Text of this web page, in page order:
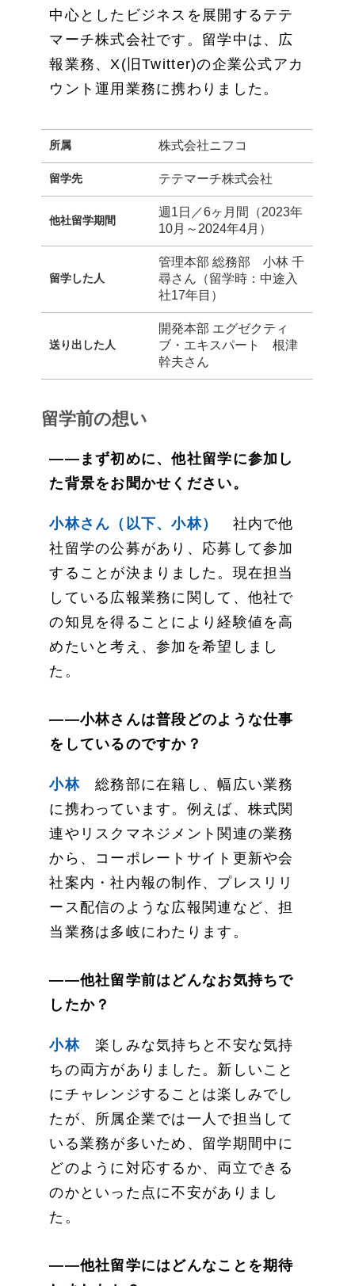
中心としたビジネスを展開するテテ
マーチ株式会社です。留学中は、広
報業務、X(旧Twitter)の企業公式アカ
ウント運用業務に携わりました。
所属 株式会社ニフコ
留学先 テテマーチ株式会社
他社留学期間
週1日／6ヶ月間（2023年
10月～2024年4月）
留学した人
管理本部 総務部 小林 千
尋さん（留学時：中途入
社17年目）
送り出した人
開発本部 エグゼクティ
ブ・エキスパート 根津
幹夫さん
留学前の想い
——まず初めに、他社留学に参加し
た背景をお聞かせください。
小林さん（以下、小林）
社内で他
社留学の公募があり、応募して参加
することが決まりました。現在担当
している広報業務に関して、他社で
の知見を得ることにより経験値を高
めたいと考え、参加を希望しまし
た。
——小林さんは普段どのような仕事
をしているのですか？
小林総務部に在籍し、幅広い業務
に携わっています。例えば、株式関
連やリスクマネジメント関連の業務
から、コーポレートサイト更新や会
社案内・社内報の制作、プレスリリ
ース配信のような広報関連など、担
当業務は多岐にわたります。
——他社留学前はどんなお気持ちで
したか？
小林楽しみな気持ちと不安な気持
ちの両方がありました。新しいこと
にチャレンジすることは楽しみでし
たが、所属企業では一人で担当して
いる業務が多いため、留学期間中に
どのように対応するか、両立できる
のかといった点に不安がありまし
た。
——他社留学にはどんなことを期待